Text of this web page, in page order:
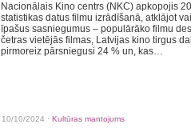
Nacionālais Kino centrs (NKC) apkopojis
statistikas datus filmu izrādīšanā, atklājot
īpašus sasniegumus – populārāko filmu
četras vietējās filmas, Latvijas kino tirgus
pirmoreiz pārsniegusi 24 % un, kas…
10/10/2024 · Kultūras mantojums